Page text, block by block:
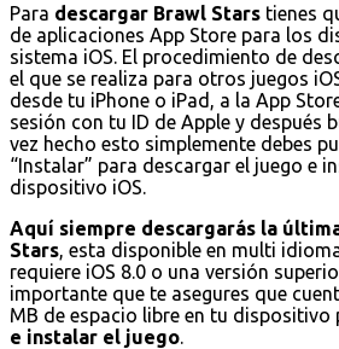
Para descargar Brawl Stars tienes
de aplicaciones App Store para los
sistema iOS. El procedimiento de
el que se realiza para otros juegos
desde tu iPhone o iPad, a la App
sesión con tu ID de Apple y después
vez hecho esto simplemente debes
“Instalar” para descargar el juego e
dispositivo iOS.
Aquí siempre descargarás la
Stars, esta disponible en multi
requiere iOS 8.0 o una versión
importante que te asegures que
MB de espacio libre en tu dispositivo
e instalar el juego.